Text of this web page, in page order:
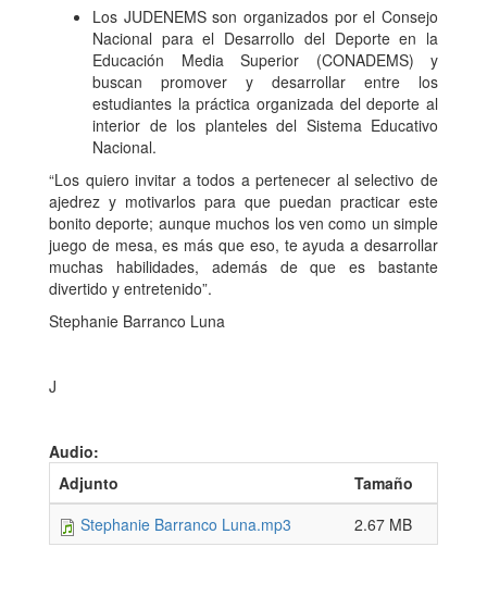
Los JUDENEMS son organizados por el Consejo
Nacional para el Desarrollo del Deporte en la
Educación Media Superior (CONADEMS) y
buscan promover y desarrollar entre los
estudiantes la práctica organizada del deporte al
interior de los planteles del Sistema Educativo
Nacional.
“Los quiero invitar a todos a pertenecer al selectivo de
ajedrez y motivarlos para que puedan practicar este
bonito deporte; aunque muchos los ven como un simple
juego de mesa, es más que eso, te ayuda a desarrollar
muchas habilidades, además de que es bastante
divertido y entretenido”.
Stephanie Barranco Luna
J
Audio:
Adjunto
Tamaño
Stephanie Barranco Luna.mp3
2.67 MB